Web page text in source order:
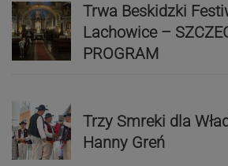
Trwa Beskidzki
Lachowice –
PROGRAM
Trzy Smreki dla
Hanny Greń